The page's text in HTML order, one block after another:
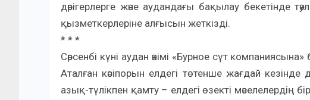
дәрігерлерге және аудандағы бақылау бекетінде
қызметкерлеріне алғысын жеткізді.
* * *
Сәрсенбі күні аудан әкімі «Бурное сүт
Аталған кәсіпорын елдегі төтенше жағдай
азық-түлікпен қамту – елдегі өзекті